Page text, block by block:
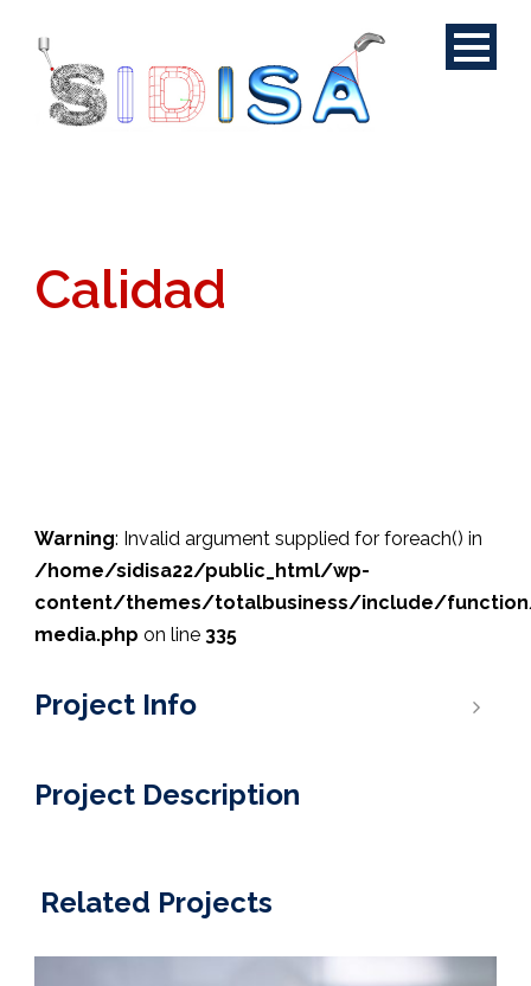
Calidad
Warning: Invalid argument supplied for foreach() in
/home/sidisa22/public_html/wp-
content/themes/totalbusiness/include/
media.php on line 335
Project Info
Project Description
Related Projects